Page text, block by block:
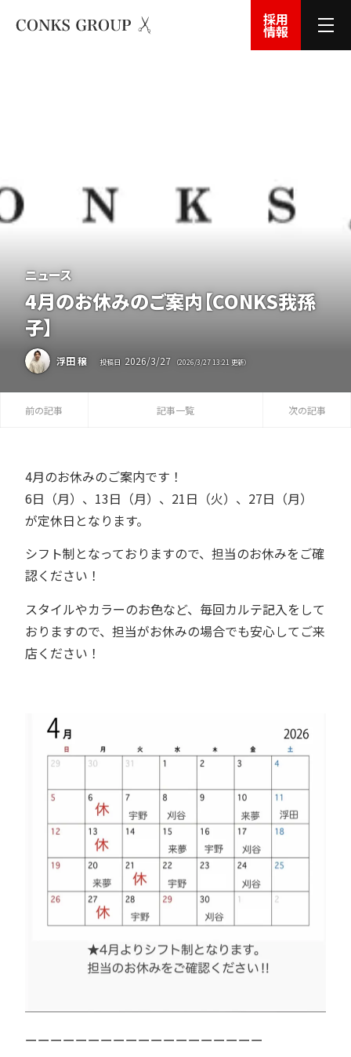
採用
情報
ニュース
4月のお休みのご案内【CONKS我孫
子】
浮田 穣 投稿日 2026/3/27 （2026/3/2713:21 更新）
前の記事 記事一覧 次の記事
4月のお休みのご案内です！
6日（月）、13日（月）、21日（火）、27日（月）
が定休日となります。
シフト制となっておりますので、担当のお休みをご確
認ください！
スタイルやカラーのお色など、毎回カルテ記入をして
おりますので、担当がお休みの場合でも安心してご来
店ください！
ーーーーーーーーーーーーーーー⁡⁡⁡ーーーー